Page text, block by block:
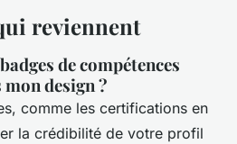
reviennent
de compétences
design ?
comme les certifications en
la crédibilité de votre profil